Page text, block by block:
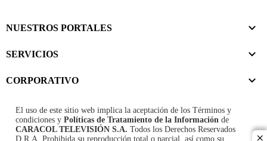
NUESTROS PORTALES
SERVICIOS
CORPORATIVO
El uso de este sitio web implica la aceptación de los Términos y
condiciones y Políticas de Tratamiento de la Información de
CARACOL TELEVISIÓN S.A. Todos los Derechos Reservados
D.R.A. Prohibida su reproducción total o parcial, así como su